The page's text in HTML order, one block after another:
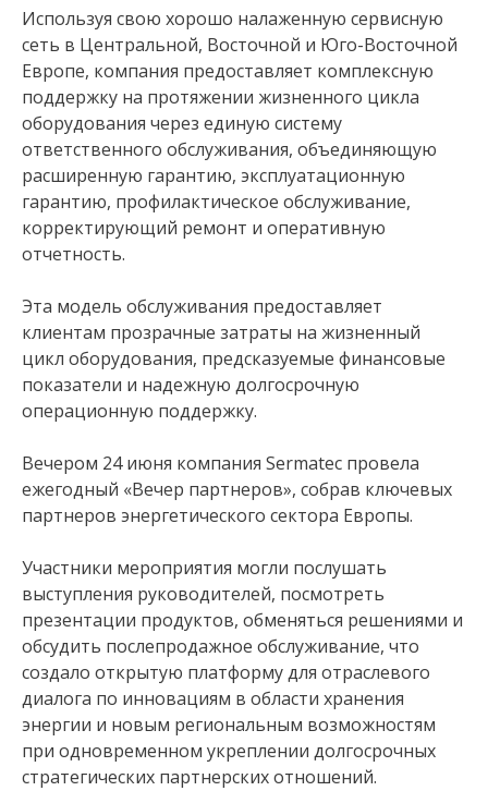
Используя свою хорошо налаженную сервисную
сеть в Центральной, Восточной и Юго-Восточной
Европе, компания предоставляет комплексную
поддержку на протяжении жизненного цикла
оборудования через единую систему
ответственного обслуживания, объединяющую
расширенную гарантию, эксплуатационную
гарантию, профилактическое обслуживание,
корректирующий ремонт и оперативную
отчетность.
Эта модель обслуживания предоставляет
клиентам прозрачные затраты на жизненный
цикл оборудования, предсказуемые финансовые
показатели и надежную долгосрочную
операционную поддержку.
Вечером 24 июня компания Sermatec провела
ежегодный «Вечер партнеров», собрав ключевых
партнеров энергетического сектора Европы.
Участники мероприятия могли послушать
выступления руководителей, посмотреть
презентации продуктов, обменяться решениями и
обсудить послепродажное обслуживание, что
создало открытую платформу для отраслевого
диалога по инновациям в области хранения
энергии и новым региональным возможностям
при одновременном укреплении долгосрочных
стратегических партнерских отношений.